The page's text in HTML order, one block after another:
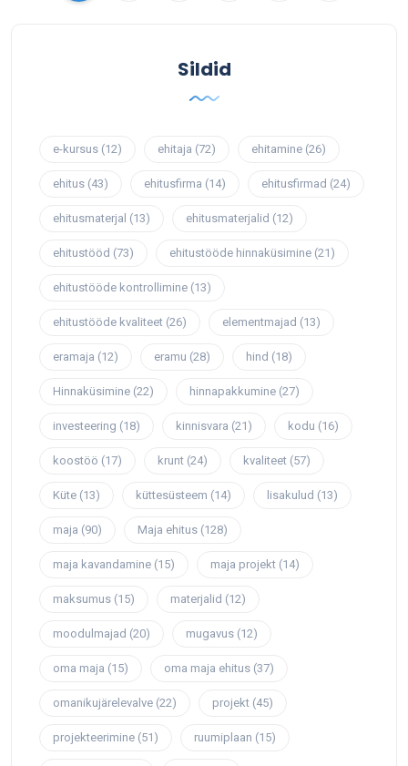
Sildid
e-kursus (12) ehitaja (72) ehitamine (26)
ehitus (43) ehitusfirma (14) ehitusfirmad (24)
ehitusmaterjal (13) ehitusmaterjalid (12)
ehitustööd (73) ehitustööde hinnaküsimine (21)
ehitustööde kontrollimine (13)
ehitustööde kvaliteet (26) elementmajad (13)
eramaja (12) eramu (28) hind (18)
Hinnaküsimine (22) hinnapakkumine (27)
investeering (18) kinnisvara (21) kodu (16)
koostöö (17) krunt (24) kvaliteet (57)
Küte (13) küttesüsteem (14) lisakulud (13)
maja (90) Maja ehitus (128)
maja kavandamine (15) maja projekt (14)
maksumus (15) materjalid (12)
moodulmajad (20) mugavus (12)
oma maja (15) oma maja ehitus (37)
omanikujärelevalve (22) projekt (45)
projekteerimine (51) ruumiplaan (15)